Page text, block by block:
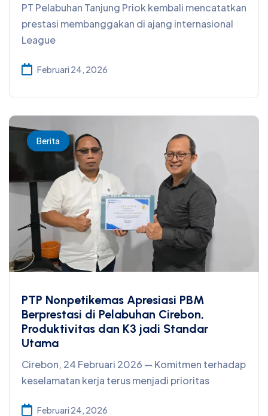
PT Pelabuhan Tanjung Priok kembali mencatatkan
prestasi membanggakan di ajang internasional
League
Februari 24, 2026
Berita
PTP Nonpetikemas Apresiasi PBM
Berprestasi di Pelabuhan Cirebon,
Produktivitas dan K3 jadi Standar
Utama
Cirebon, 24 Februari 2026 — Komitmen terhadap
keselamatan kerja terus menjadi prioritas
Februari 24, 2026